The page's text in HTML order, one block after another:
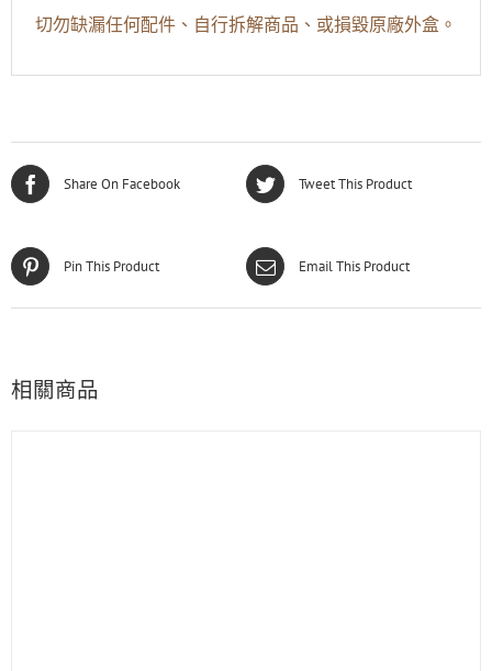
切勿缺漏任何配件、自行拆解商品、或損毀原廠外盒。
Share On Facebook Tweet This Product
Pin This Product Email This Product
相關商品